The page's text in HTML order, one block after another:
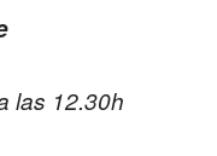
las 12.30h